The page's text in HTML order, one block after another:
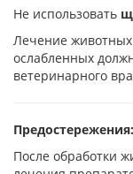
Не использовать
Лечение
ослабленных
ветеринарного
Предостережения:
После обработки